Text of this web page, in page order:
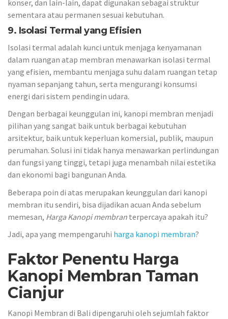
konser, dan lain-lain, dapat digunakan sebagai struktur
sementara atau permanen sesuai kebutuhan.
9. Isolasi Termal yang Efisien
Isolasi termal adalah kunci untuk menjaga kenyamanan
dalam ruangan atap membran menawarkan isolasi termal
yang efisien, membantu menjaga suhu dalam ruangan tetap
nyaman sepanjang tahun, serta mengurangi konsumsi
energi dari sistem pendingin udara.
Dengan berbagai keunggulan ini, kanopi membran menjadi
pilihan yang sangat baik untuk berbagai kebutuhan
arsitektur, baik untuk keperluan komersial, publik, maupun
perumahan. Solusi ini tidak hanya menawarkan perlindungan
dan fungsi yang tinggi, tetapi juga menambah nilai estetika
dan ekonomi bagi bangunan Anda.
Beberapa poin di atas merupakan keunggulan dari kanopi
membran itu sendiri, bisa dijadikan acuan Anda sebelum
memesan, Harga Kanopi membran terpercaya apakah itu?
Jadi, apa yang mempengaruhi harga kanopi membran?
Faktor Penentu Harga
Kanopi Membran Taman
Cianjur
Kanopi Membran di Bali dipengaruhi oleh sejumlah faktor